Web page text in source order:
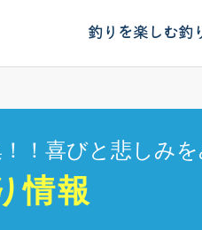
釣りを楽しむ釣
！喜びと悲しみを
情報